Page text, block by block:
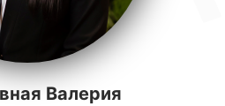
Валерия